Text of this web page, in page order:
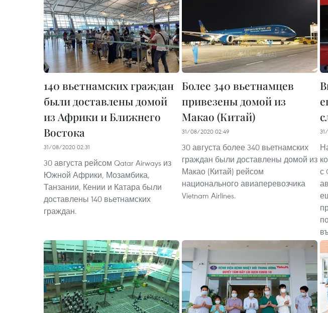
140 вьетнамских граждан
были доставлены домой
из Африки и Ближнего
Востока
31/08/2020 02:31
30 августа рейсом Qatar Airways из
Южной Африки, Мозамбика,
Танзании, Кении и Катара были
доставлены 140 вьетнамских
граждан.
Более 340 вьетнамцев
привезены домой из
Макао (Китай)
31/08/2020 02:49
30 августа более 340 вьетнамских
граждан были доставлены домой из
Макао (Китай) рейсом
национального авиаперевозчика
Vietnam Airlines.
с